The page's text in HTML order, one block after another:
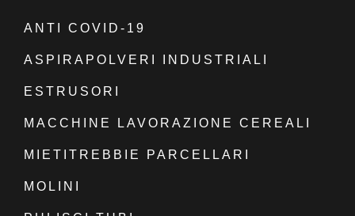
ANTI COVID-19
ASPIRAPOLVERI INDUSTRIALI
ESTRUSORI
MACCHINE LAVORAZIONE CEREALI
MIETITREBBIE PARCELLARI
MOLINI